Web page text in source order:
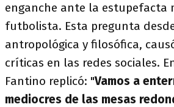
enganche ante la estupefacta
futbolista. Esta pregunta
antropológica y filosófica,
críticas en las redes sociales.
Fantino replicó: "Vamos a
mediocres de las mesas